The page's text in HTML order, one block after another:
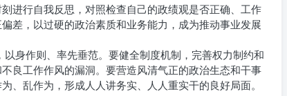
进行自我反思，对照检查自己的政绩观是否正确、工作
差，以过硬的政治素质和业务能力，成为推动事业发展
身作则、率先垂范。要健全制度机制，完善权力制约和
良工作作风的漏洞。要营造风清气正的政治生态和干事
、乱作为，形成人人讲务实、人人重实干的良好局面。